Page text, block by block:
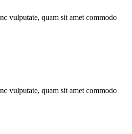
vulputate, quam sit amet commodo
vulputate, quam sit amet commodo